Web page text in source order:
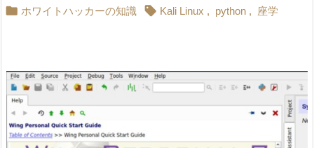
 ホワイトハッカーの知識  Kali Linux , python , 座学